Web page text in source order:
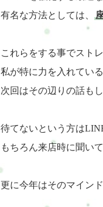
有名な方法としては、
これらをする事でスト
私が特に力を入れてい
次回はその辺りの話も
待てないという方は
もちろん来店時に聞い
更に今年はそのマイン